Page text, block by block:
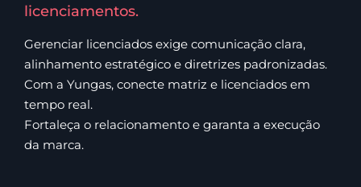
licenciamentos.
Gerenciar licenciados exige comunicação clara,
alinhamento estratégico e diretrizes padronizadas.
Com a Yungas, conecte matriz e licenciados em
tempo real.
Fortaleça o relacionamento e garanta a execução
da marca.